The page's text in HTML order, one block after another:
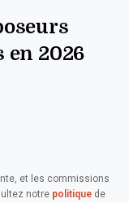
en 2026
et les commissions
notre politique de